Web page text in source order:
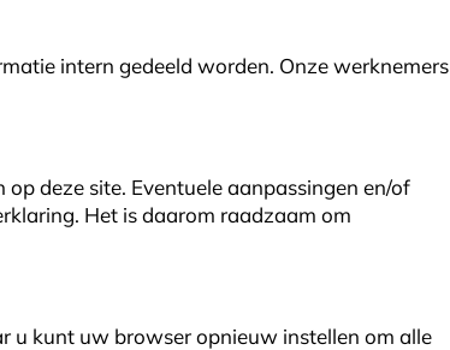
intern gedeeld worden. Onze werknemers
deze site. Eventuele aanpassingen en/of
Het is daarom raadzaam om
u kunt uw browser opnieuw instellen om alle